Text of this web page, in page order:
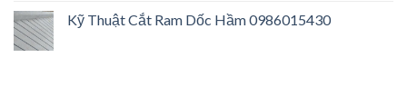
Kỹ Thuật Cắt Ram Dốc Hầm 0986015430